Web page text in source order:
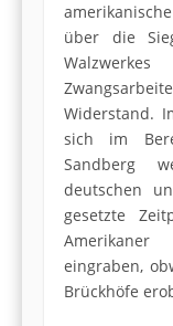
über die
Widerstand.
sich im
Sandberg
deutschen
gesetzte
eingraben,
Brückhöfe